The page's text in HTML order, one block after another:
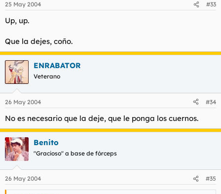
25 May 2004 #33
Up, up.
Que la dejes, coño.
ENRABATOR
Veterano
26 May 2004 #34
No es necesario que la deje, que le ponga los cuernos.
Benito
"Gracioso" a base de fórceps
26 May 2004 #35